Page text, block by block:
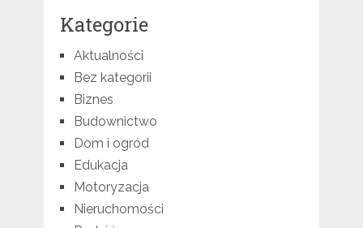
Kategorie
Aktualności
Bez kategorii
Biznes
Budownictwo
Dom i ogród
Edukacja
Motoryzacja
Nieruchomości